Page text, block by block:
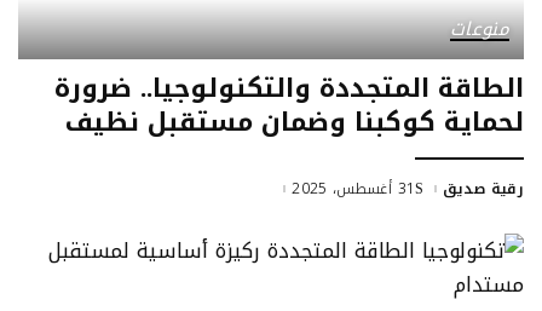
منوعات
الطاقة المتجددة والتكنولوجيا.. ضرورة
لحماية كوكبنا وضمان مستقبل نظيف
رقية صديق 31 أغسطس، 2025